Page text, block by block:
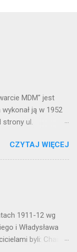
MDM" jest
ją w 1952
strony ul.
Śródmieście
CZYTAJ WIĘCEJ
1911-12 wg
i Władysława
byli: Chaim